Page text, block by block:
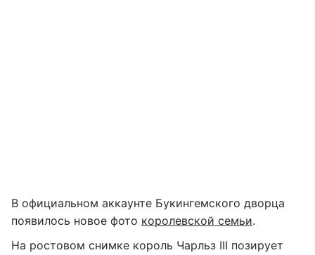
В официальном аккаунте Букингемского дворца
появилось новое фото королевской семьи.
На ростовом снимке король Чарльз III позирует